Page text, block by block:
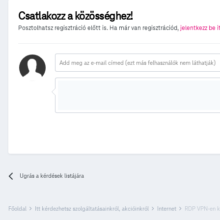
Csatlakozz a közösséghez!
Posztolhatsz regisztráció előtt is. Ha már van regisztrációd,jelentkezz be
Ugrás a kérdések listájára
Főoldal Itt kérdezhetsz szolgáltatásainkról, akcióinkról Internet RDP VPN-en